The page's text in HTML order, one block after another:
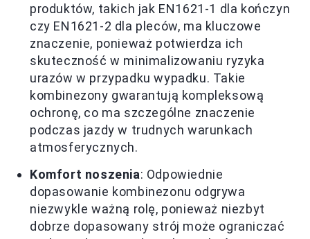
produktów, takich jak EN1621-1 dla kończyn
czy EN1621-2 dla pleców, ma kluczowe
znaczenie, ponieważ potwierdza ich
skuteczność w minimalizowaniu ryzyka
urazów w przypadku wypadku. Takie
kombinezony gwarantują kompleksową
ochronę, co ma szczególne znaczenie
podczas jazdy w trudnych warunkach
atmosferycznych.
Komfort noszenia: Odpowiednie
dopasowanie kombinezonu odgrywa
niezwykle ważną rolę, ponieważ niezbyt
dobrze dopasowany strój może ograniczać